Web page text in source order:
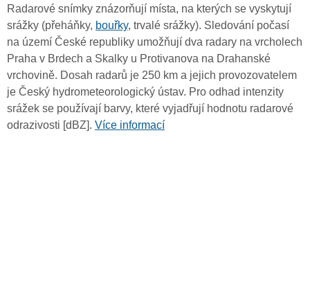
Radarové snímky znázorňují místa, na kterých se vyskytují
srážky (přeháňky, bouřky, trvalé srážky). Sledování počasí
na území České republiky umožňují dva radary na vrcholech
Praha v Brdech a Skalky u Protivanova na Drahanské
vrchovině. Dosah radarů je 250 km a jejich provozovatelem
je Český hydrometeorologický ústav. Pro odhad intenzity
srážek se používají barvy, které vyjadřují hodnotu radarové
odrazivosti [dBZ]. Více informací